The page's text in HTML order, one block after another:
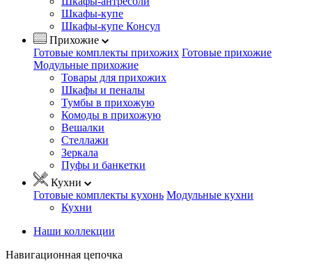
Шкафы-купе
Шкафы-купе Консул
Прихожие
Готовые комплекты прихожих Готовые прихожие
Модульные прихожие
Товары для прихожих
Шкафы и пеналы
Тумбы в прихожую
Комоды в прихожую
Вешалки
Стеллажи
Зеркала
Пуфы и банкетки
Кухни
Готовые комплекты кухонь Модульные кухни
Кухни
Наши коллекции
Навигационная цепочка